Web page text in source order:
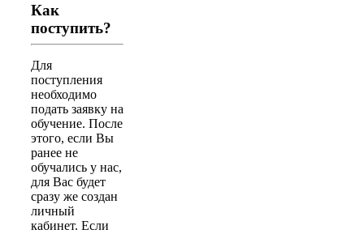
Как
поступить?
Для
поступления
необходимо
подать заявку на
обучение. После
этого, если Вы
ранее не
обучались у нас,
для Вас будет
сразу же создан
личный
кабинет. Если